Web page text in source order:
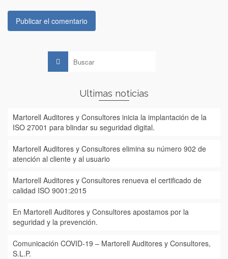
Ultimas noticias
Martorell Auditores y Consultores inicia la implantación de la
ISO 27001 para blindar su seguridad digital.
Martorell Auditores y Consultores elimina su número 902 de
atención al cliente y al usuario
Martorell Auditores y Consultores renueva el certificado de
calidad ISO 9001:2015
En Martorell Auditores y Consultores apostamos por la
seguridad y la prevención.
Comunicación COVID-19 – Martorell Auditores y Consultores,
S.L.P.